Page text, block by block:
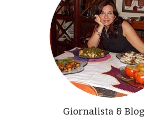
Giornalista &